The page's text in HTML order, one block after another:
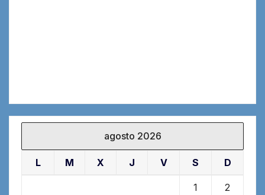
agosto 2026
L M X J V S D
1 2